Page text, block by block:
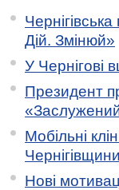
Дій. Змінюй»
У Чернігові
Президент
«Заслужений
Мобільні
Чернігівщини
Нові